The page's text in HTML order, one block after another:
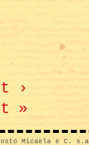
›
»
Micaela e C.